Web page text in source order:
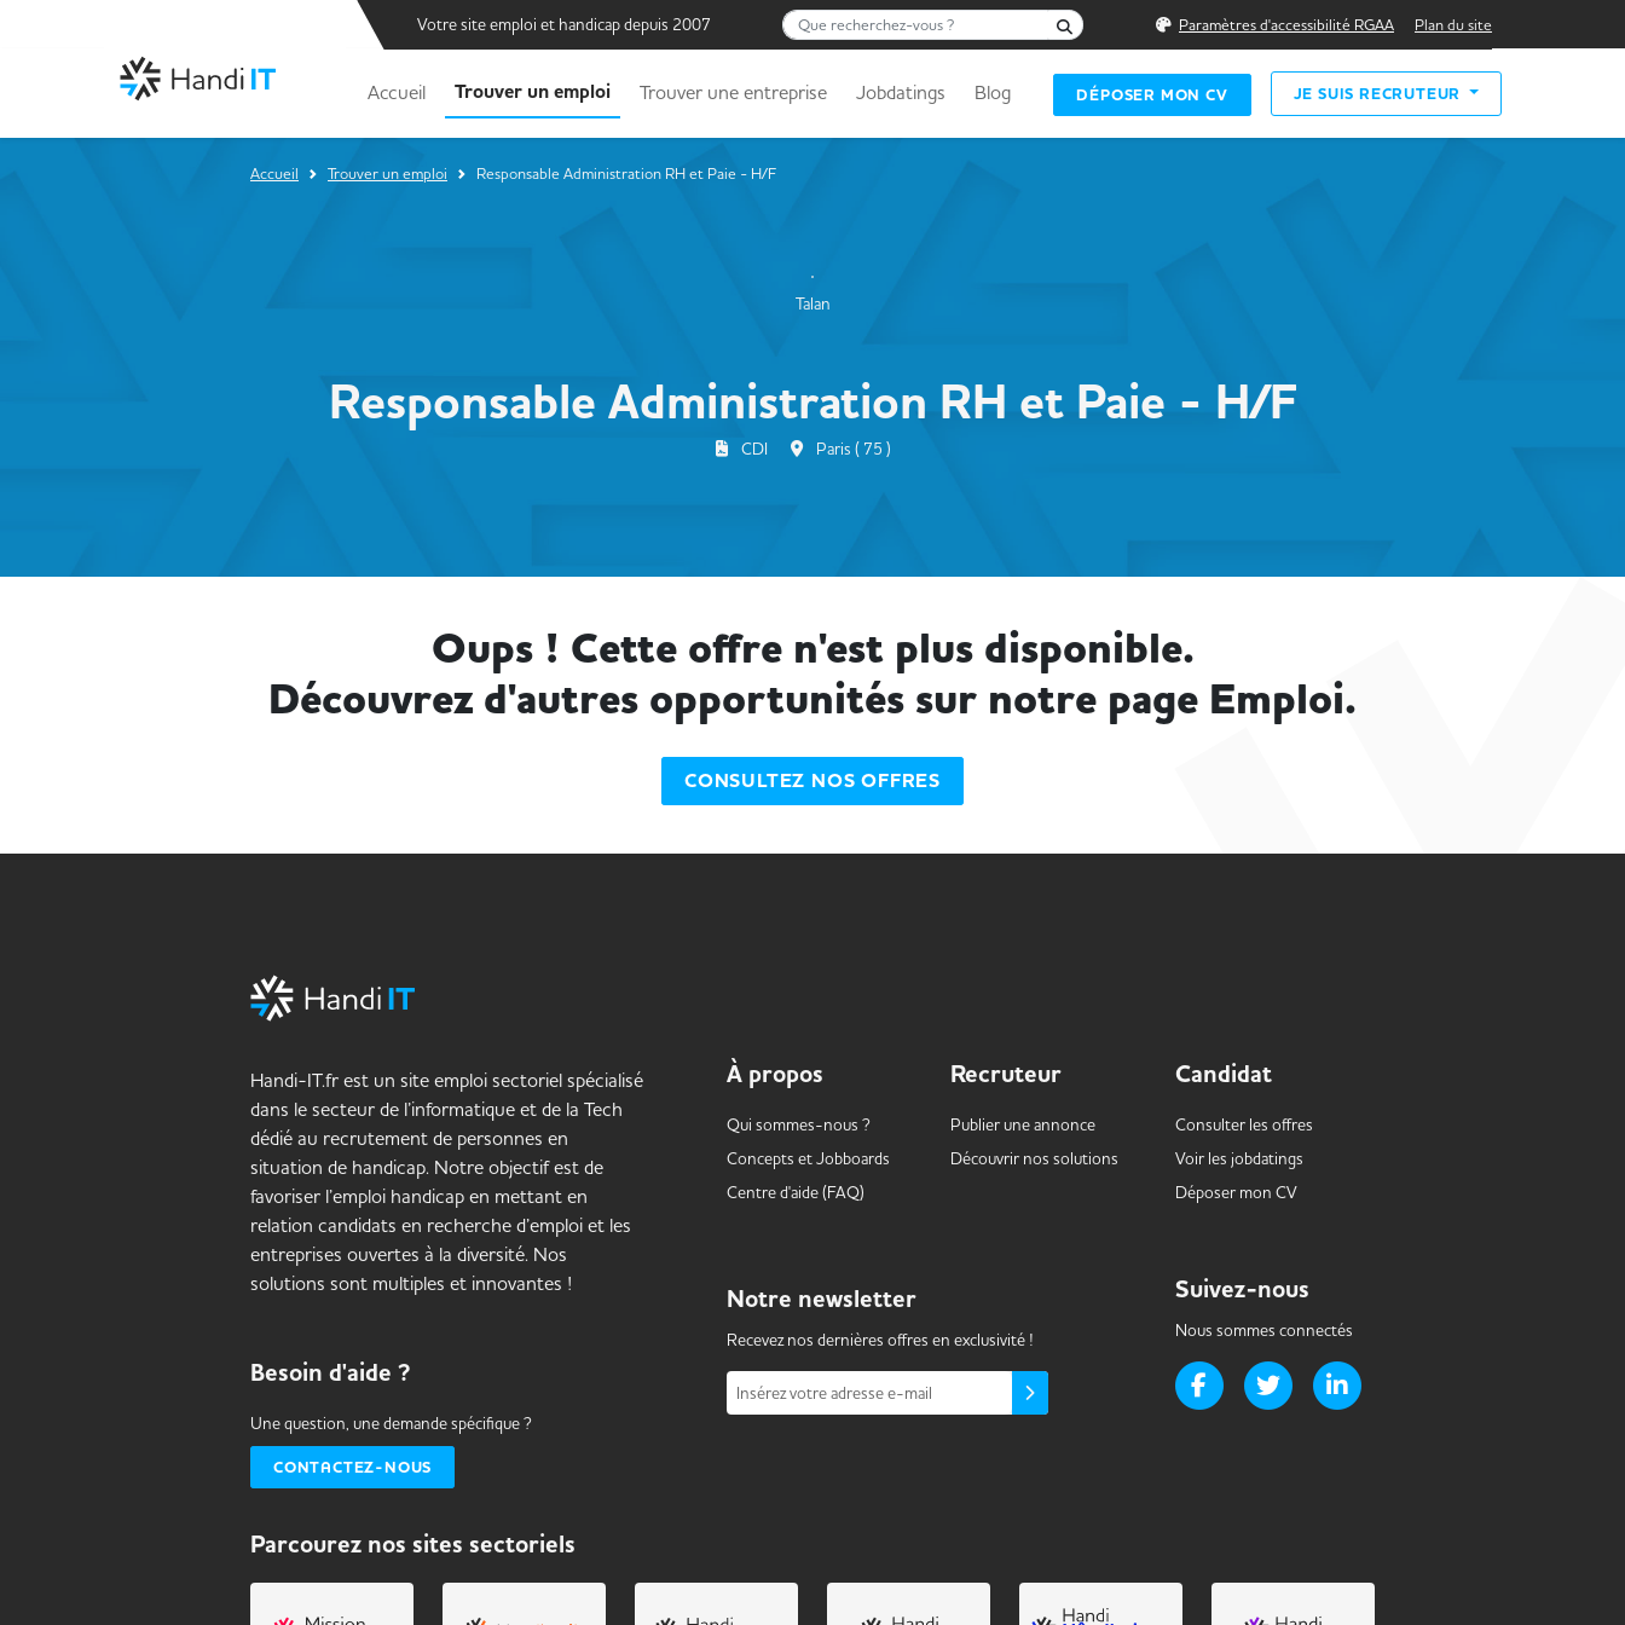
Votre site emploi et handicap depuis 2007 Que recherchez-vous ? Rechercher Paramètres d'accessibilité RGAA Plan du site
Accueil Trouver un emploi Trouver une entreprise Jobdatings Blog DÉPOSER MON CV JE SUIS RECRUTEUR
Accueil Trouver un emploi Responsable Administration RH et Paie - H/F
Talan
Responsable Administration RH et Paie - H/F
CDI Paris ( 75 )
Oups ! Cette offre n'est plus disponible.
Découvrez d'autres opportunités sur notre page Emploi.
CONSULTEZ NOS OFFRES
Handi-IT.fr est un site emploi sectoriel spécialisé
dans le secteur de l’informatique et de la Tech
dédié au recrutement de personnes en
situation de handicap. Notre objectif est de
favoriser l’emploi handicap en mettant en
relation candidats en recherche d’emploi et les
entreprises ouvertes à la diversité. Nos
solutions sont multiples et innovantes !
Besoin d'aide ?
Une question, une demande spécifique ?
CONTACTEZ-NOUS
À propos
Qui sommes-nous ?
Concepts etJobboards
Centre d'aide (FAQ)
Recruteur
Publier une annonce
Découvrir nos solutions
Candidat
Consulter les offres
Voir les jobdatings
Déposer mon CV
Notre newsletter
Recevez nos dernières offres en exclusivité !
Insérez votre adresse e-mail
Suivez-nous
Nous sommes connectés
Page Facebook de Handi-it
Page Twitter de Handi-it
Parcourez nos sites sectoriels